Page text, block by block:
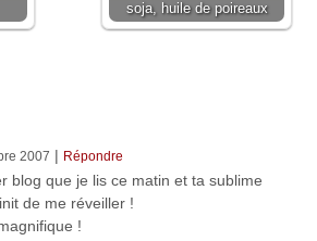
soja, huile de poireaux
2007 | Répondre
blog que je lis ce matin et ta sublime
de me réveiller !
!